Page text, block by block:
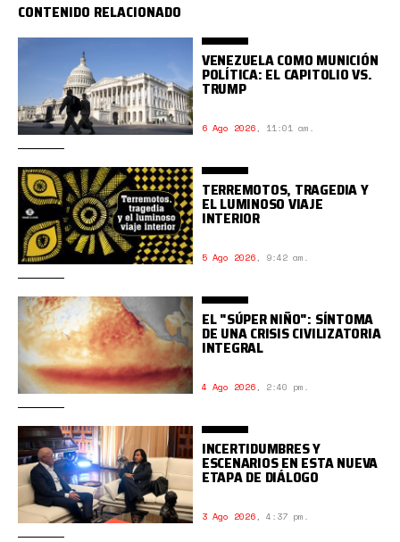
CONTENIDO RELACIONADO
VENEZUELA COMO MUNICIÓN
POLÍTICA: EL CAPITOLIO VS.
TRUMP
6 Ago 2026, 11:01 am.
TERREMOTOS, TRAGEDIA Y
EL LUMINOSO VIAJE
INTERIOR
5 Ago 2026, 9:42 am.
EL "SÚPER NIÑO": SÍNTOMA
DE UNA CRISIS CIVILIZATORIA
INTEGRAL
4 Ago 2026, 2:40 pm.
INCERTIDUMBRES Y
ESCENARIOS EN ESTA NUEVA
ETAPA DE DIÁLOGO
3 Ago 2026, 4:37 pm.